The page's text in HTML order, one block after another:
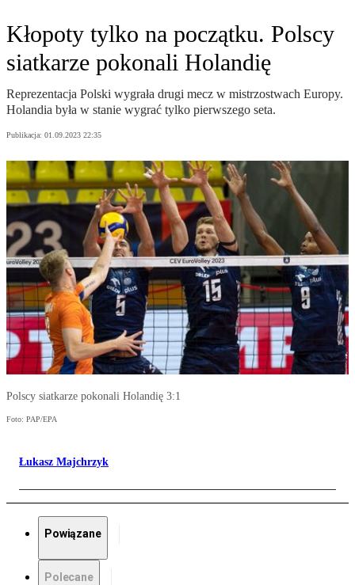
Kłopoty tylko na początku. Polscy
siatkarze pokonali Holandię
Reprezentacja Polski wygrała drugi mecz w mistrzostwach Europy.
Holandia była w stanie wygrać tylko pierwszego seta.
Publikacja: 01.09.2023 22:35
Polscy siatkarze pokonali Holandię 3:1
Foto: PAP/EPA
Łukasz Majchrzyk
Powiązane
Polecane